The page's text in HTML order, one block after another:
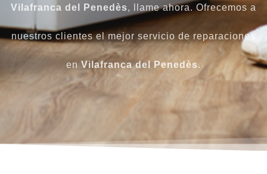
Vilafranca del Penedès, llame ahora. Ofrecemos a
nuestros clientes el mejor servicio de reparaciones
enVilafranca del Penedès.